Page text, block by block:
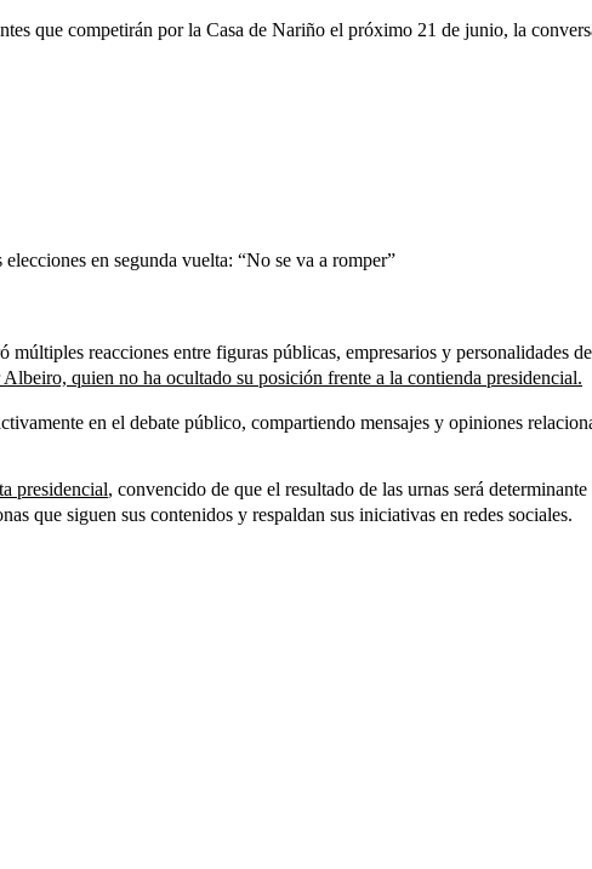
que competirán por la Casa de Nariño el próximo 21 de junio, la
en segunda vuelta: “No se va a romper”
reacciones entre figuras públicas, empresarios y personalidades
Albeiro, quien no ha ocultado su posición frente a la contienda presidencial.
en el debate público, compartiendo mensajes y opiniones
presidencial, convencido de que el resultado de las urnas será
que siguen sus contenidos y respaldan sus iniciativas en redes sociales.